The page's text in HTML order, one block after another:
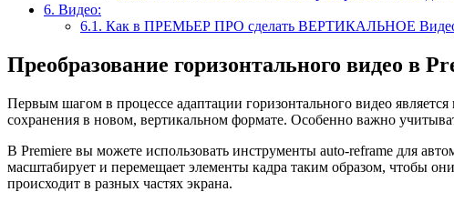
6. Видео:
6.1. Как в ПРЕМЬЕР ПРО сделать ВЕРТИКАЛЬНОЕ
Преобразование горизонтального видео в
Первым шагом в процессе адаптации горизонтального видео
сохранения в новом, вертикальном формате. Особенно важно
В Premiere вы можете использовать инструменты auto-reframe для
масштабирует и перемещает элементы кадра таким образом, чтобы
происходит в разных частях экрана.